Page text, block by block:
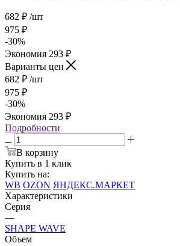
682 ₽ /шт
975 ₽
-30%
Экономия 293 ₽
Варианты цен
682 ₽ /шт
975 ₽
-30%
Экономия 293 ₽
Подробности
В корзину
Купить в 1 клик
Купить на:
WB OZON ЯНДЕКС.МАРКЕТ
Характеристики
Серия
—
SHAPE WAVE
Объем